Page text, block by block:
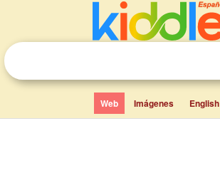
Web Imágenes English